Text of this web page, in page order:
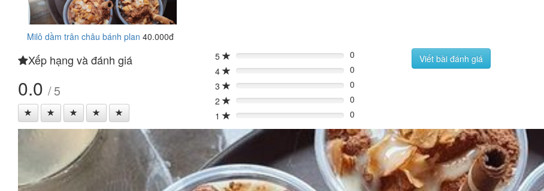
Milô dầm trân châu bánh plan 40.000đ
Xếp hạng và đánh giá
0.0 / 5
5 0%
0
4
0%
0
3
0%
0
2
0%
0
1
0% 0
Viết bài đánh giá